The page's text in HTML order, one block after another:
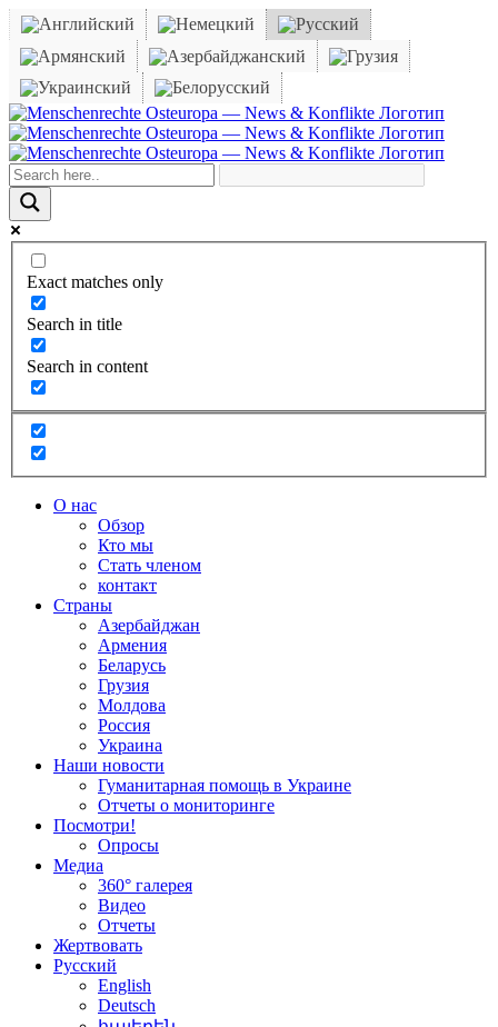
Skip
to
content
Facebook
X
YouTube
Instagram
Email
Exact matches only
Search in title
Search in content
О нас
Обзор
Кто мы
Стать членом
контакт
Cтраны
Азербайджан
Армения
Беларусь
Грузия
Молдова
Россия
Украина
Наши новости
Гуманитарная помощь в Украине
Отчеты о мониторинге
Посмотри!
Опросы
Медиа
360° галерея
Видео
Отчеты
Жертвовать
Русский
English
Deutsch